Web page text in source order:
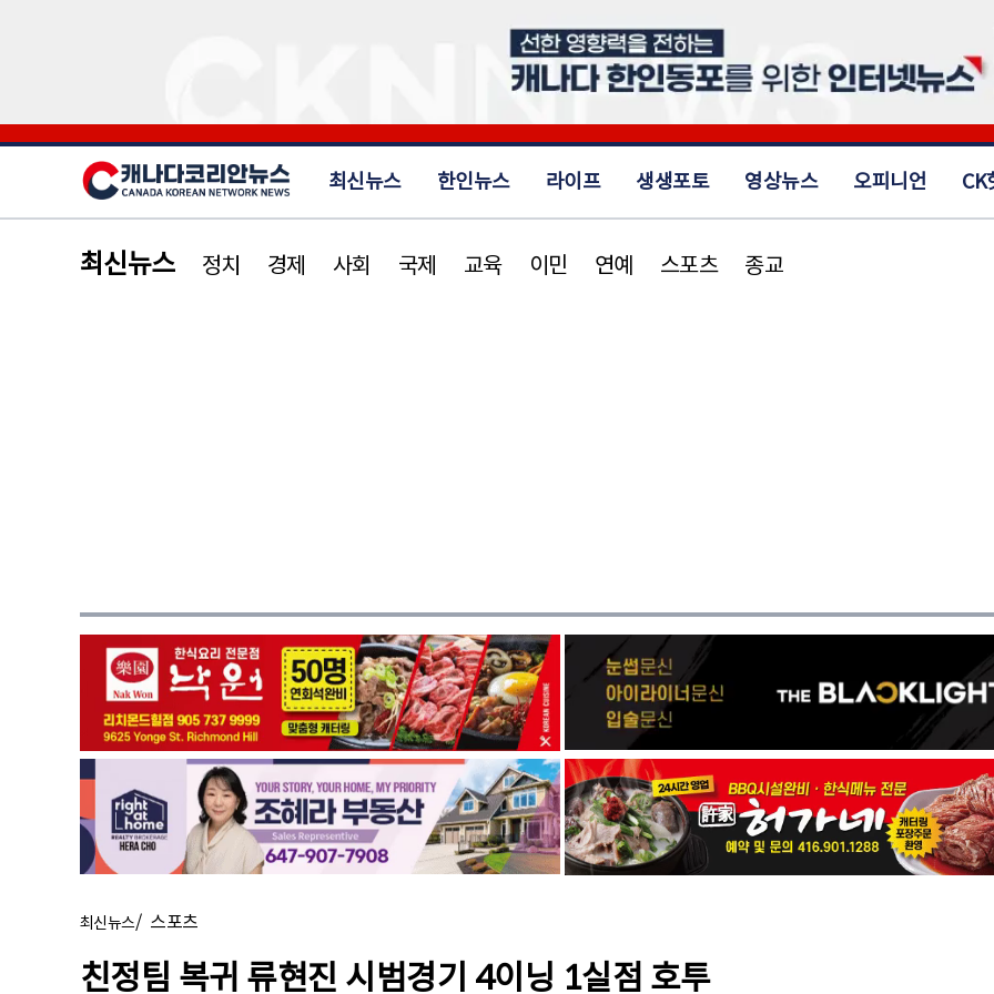
최신뉴스 한인뉴스 라이프 생생포토 영상뉴스 오피니언 CK
최신뉴스 정치 경제 사회 국제 교육 이민 연예 스포츠 종교
최신뉴스/ 스포츠
친정팀 복귀 류현진 시범경기 4이닝 1실점 호투